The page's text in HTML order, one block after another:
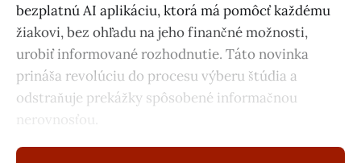
bezplatnú AI aplikáciu, ktorá má pomôcť každému
žiakovi, bez ohľadu na jeho finančné možnosti,
urobiť informované rozhodnutie. Táto novinka
prináša revolúciu do procesu výberu štúdia a
odstraňuje prekážky spôsobené informačnou
nerovnosťou.